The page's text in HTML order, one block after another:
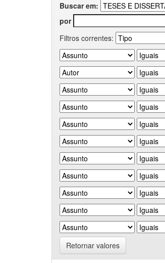
Buscar em:
por
Filtros correntes:
Retornar valores